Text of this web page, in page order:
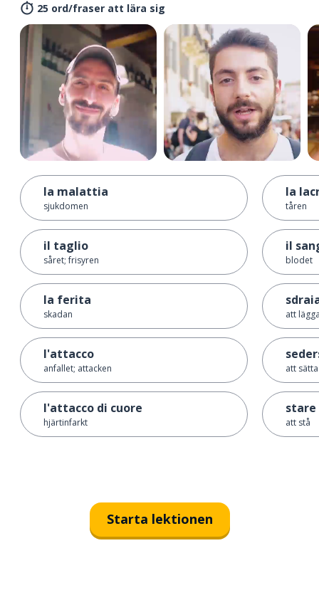
25 ord/fraser att lära sig
la malattia
sjukdomen
il taglio
såret; frisyren
la ferita
skadan
l'attacco
anfallet; attacken
l'attacco di cuore
hjärtinfarkt
la
tåren
il
blodet
att
att
stare
att stå
Starta lektionen